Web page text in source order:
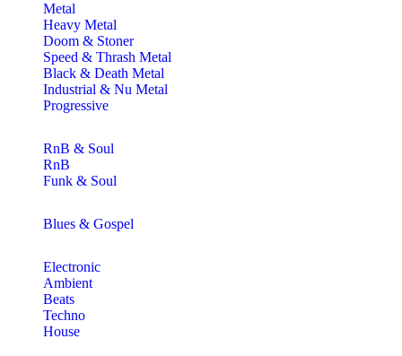
Metal
Heavy Metal
Doom & Stoner
Speed & Thrash Metal
Black & Death Metal
Industrial & Nu Metal
Progressive
RnB & Soul
RnB
Funk & Soul
Blues & Gospel
Electronic
Ambient
Beats
Techno
House